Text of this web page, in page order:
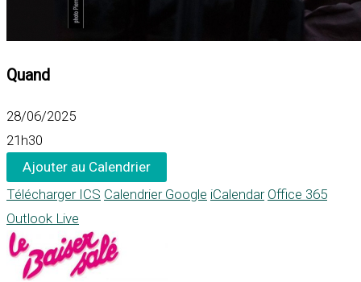
Quand
28/06/2025
21h30
Ajouter au Calendrier
Télécharger ICS Calendrier Google iCalendar Office 365
Outlook Live